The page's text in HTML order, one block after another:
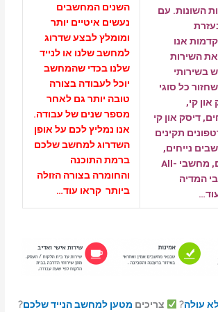
השנים המחשבים
נעשים איטיים יותר
ומומלץ לבצע שדרוג
למחשב שלנו או לנייד
שלנו בכדי שהמחשב
יוכל לעבודה בצורה
טובה יותר גם לאחר
מספר שנים של עבודה.
אנו נמליץ לכם על אופן
השדרוג למחשב שלכם
ברמת התוכנה
והחומרה בצורה הזולה
קראו עוד…
מטען למחשב הנייד שלכם?